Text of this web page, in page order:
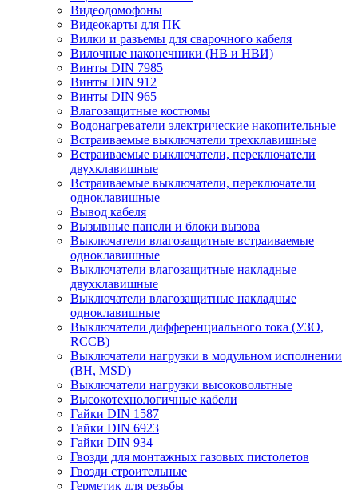
Видеодомофоны
Видеокарты для ПК
Вилки и разъемы для сварочного кабеля
Вилочные наконечники (НВ и НВИ)
Винты DIN 7985
Винты DIN 912
Винты DIN 965
Влагозащитные костюмы
Водонагреватели электрические накопительные
Встраиваемые выключатели трехклавишные
Встраиваемые выключатели, переключатели
двухклавишные
Встраиваемые выключатели, переключатели
одноклавишные
Вывод кабеля
Вызывные панели и блоки вызова
Выключатели влагозащитные встраиваемые
одноклавишные
Выключатели влагозащитные накладные
двухклавишные
Выключатели влагозащитные накладные
одноклавишные
Выключатели дифференциального тока (УЗО,
RCCB)
Выключатели нагрузки в модульном исполнении
(ВН, MSD)
Выключатели нагрузки высоковольтные
Высокотехнологичные кабели
Гайки DIN 1587
Гайки DIN 6923
Гайки DIN 934
Гвозди для монтажных газовых пистолетов
Гвозди строительные
Герметик для резьбы